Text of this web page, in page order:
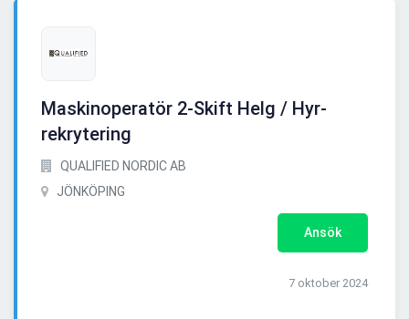
Maskinoperatör 2-Skift Helg / Hyr-
rekrytering
QUALIFIED NORDIC AB
JÖNKÖPING
Ansök
7 oktober 2024